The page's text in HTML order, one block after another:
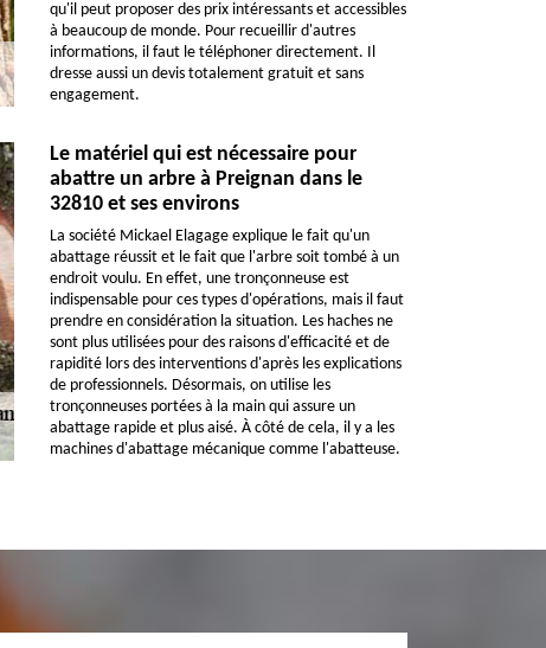
qu'il peut proposer des prix intéressants et accessibles
à beaucoup de monde. Pour recueillir d'autres
informations, il faut le téléphoner directement. Il
dresse aussi un devis totalement gratuit et sans
engagement.
Le matériel qui est nécessaire pour
abattre un arbre à Preignan dans le
32810 et ses environs
La société Mickael Elagage explique le fait qu'un
abattage réussit et le fait que l'arbre soit tombé à un
endroit voulu. En effet, une tronçonneuse est
indispensable pour ces types d'opérations, mais il faut
prendre en considération la situation. Les haches ne
sont plus utilisées pour des raisons d'efficacité et de
rapidité lors des interventions d'après les explications
de professionnels. Désormais, on utilise les
tronçonneuses portées à la main qui assure un
abattage rapide et plus aisé. À côté de cela, il y a les
machines d'abattage mécanique comme l'abatteuse.